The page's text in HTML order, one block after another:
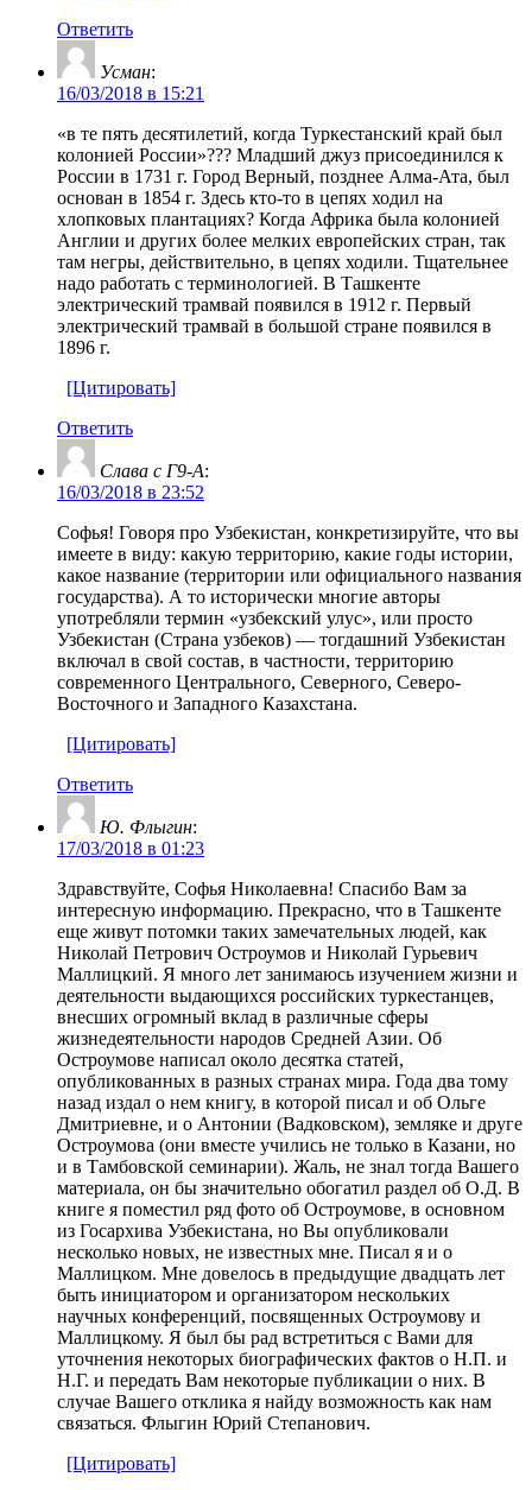
Ответить
Усман:
16/03/2018 в 15:21
«в те пять десятилетий, когда Туркестанский край был
колонией России»??? Младший джуз присоединился к
России в 1731 г. Город Верный, позднее Алма-Ата, был
основан в 1854 г. Здесь кто-то в цепях ходил на
хлопковых плантациях? Когда Африка была колонией
Англии и других более мелких европейских стран, так
там негры, действительно, в цепях ходили. Тщательнее
надо работать с терминологией. В Ташкенте
электрический трамвай появился в 1912 г. Первый
электрический трамвай в большой стране появился в
1896 г.
[Цитировать]
Ответить
Слава с Г9-А:
16/03/2018 в 23:52
Софья! Говоря про Узбекистан, конкретизируйте, что вы
имеете в виду: какую территорию, какие годы истории,
какое название (территории или официального названия
государства). А то исторически многие авторы
употребляли термин «узбекский улус», или просто
Узбекистан (Страна узбеков) — тогдашний Узбекистан
включал в свой состав, в частности, территорию
современного Центрального, Северного, Северо-
Восточного и Западного Казахстана.
[Цитировать]
Ответить
Ю. Флыгин:
17/03/2018 в 01:23
Здравствуйте, Софья Николаевна! Спасибо Вам за
интересную информацию. Прекрасно, что в Ташкенте
еще живут потомки таких замечательных людей, как
Николай Петрович Остроумов и Николай Гурьевич
Маллицкий. Я много лет занимаюсь изучением жизни и
деятельности выдающихся российских туркестанцев,
внесших огромный вклад в различные сферы
жизнедеятельности народов Средней Азии. Об
Остроумове написал около десятка статей,
опубликованных в разных странах мира. Года два тому
назад издал о нем книгу, в которой писал и об Ольге
Дмитриевне, и о Антонии (Вадковском), земляке и друге
Остроумова (они вместе учились не только в Казани, но
и в Тамбовской семинарии). Жаль, не знал тогда Вашего
материала, он бы значительно обогатил раздел об О.Д. В
книге я поместил ряд фото об Остроумове, в основном
из Госархива Узбекистана, но Вы опубликовали
несколько новых, не известных мне. Писал я и о
Маллицком. Мне довелось в предыдущие двадцать лет
быть инициатором и организатором нескольких
научных конференций, посвященных Остроумову и
Маллицкому. Я был бы рад встретиться с Вами для
уточнения некоторых биографических фактов о Н.П. и
Н.Г. и передать Вам некоторые публикации о них. В
случае Вашего отклика я найду возможность как нам
связаться. Флыгин Юрий Степанович.
[Цитировать]